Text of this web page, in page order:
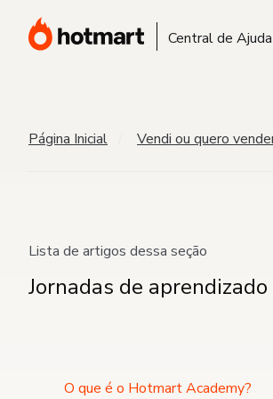
Central de Ajuda
Página Inicial Vendi ou quero
Lista de artigos dessa seção
Jornadas de
O que é o Hotmart Academy?